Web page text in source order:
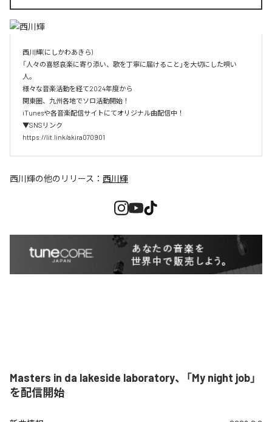
西川輝(にしかわあきら)
「人々の喜怒哀楽に寄り添い、歌を丁寧に届けること」を大切にした唄い
人。
様々な音楽活動を経て2024年度から
関東圏、九州各地でソロ活動開始！
iTunesや各音楽配信サイトにてオリジナル曲配信中！
▼SNSリンク
https://lit.link/akira070901
西川輝の他のリリース： 西川輝
Masters in da lakeside laboratory、「My night job」
を配信開始